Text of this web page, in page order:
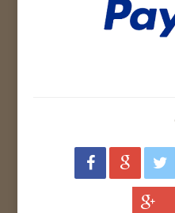
  